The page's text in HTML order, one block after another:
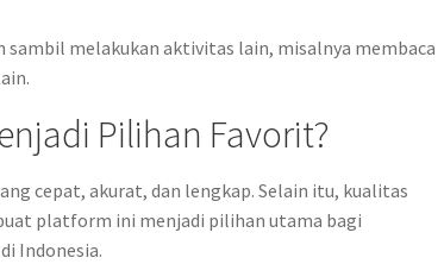
sambil melakukan aktivitas lain, misalnya membaca
Pilihan Favorit?
cepat, akurat, dan lengkap. Selain itu, kualitas
platform ini menjadi pilihan utama bagi
Indonesia.